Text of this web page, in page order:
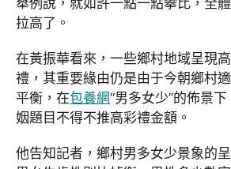
舉例說，就如許一點一點攀比，全
拉高了。
在黃振華看來，一些鄉村地域呈現
禮，其重要緣由仍是由于今朝鄉村
平衡，在包養網“男多女少”的佈景
姻題目不得不推高彩禮金額。
他告知記者，鄉村男多女少景象的